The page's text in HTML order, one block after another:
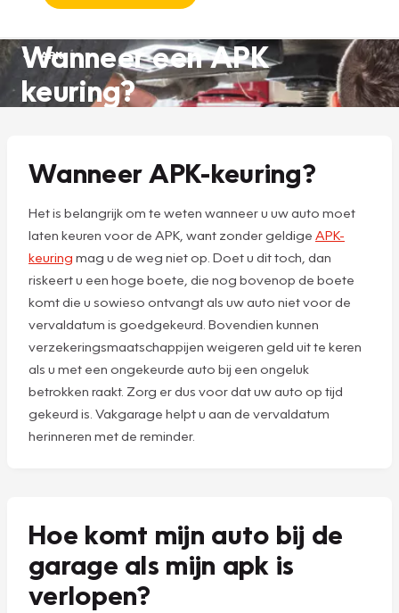
APK
Wanneer een APK
keuring?
Wanneer APK-keuring?
Het is belangrijk om te weten wanneer u uw auto moet
laten keuren voor de APK, want zonder geldige APK-
keuring mag u de weg niet op. Doet u dit toch, dan
riskeert u een hoge boete, die nog bovenop de boete
komt die u sowieso ontvangt als uw auto niet voor de
vervaldatum is goedgekeurd. Bovendien kunnen
verzekeringsmaatschappijen weigeren geld uit te keren
als u met een ongekeurde auto bij een ongeluk
betrokken raakt. Zorg er dus voor dat uw auto op tijd
gekeurd is. Vakgarage helpt u aan de vervaldatum
herinneren met de reminder.
Hoe komt mijn auto bij de
garage als mijn apk is
verlopen?